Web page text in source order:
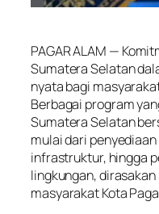
PAGAR ALAM —
Sumatera Selatan
nyata bagi
Berbagai program
Sumatera Selatan
mulai dari
infrastruktur, hingga
lingkungan,
masyarakat Kota